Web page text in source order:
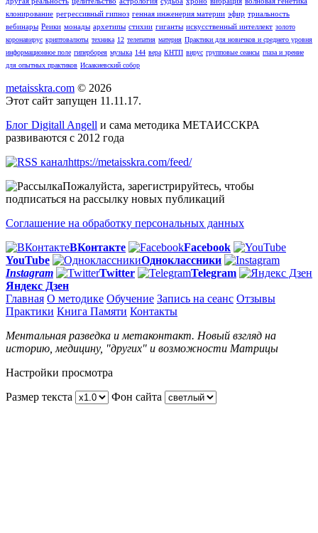
клонирование регрессивный гипноз генная инженерия материи эфир триальность
вебинары Реики монады архетипы стихии гиганты искусственный интеллект золото
коронавирус криптовалюты техника 12 телепатия материя Практики для новичков и среднего уровня
информационное поле гиперборея музыка 144 вера КНТП вирус групповые сеансы глаза и зрение
для опытных практиков Исаакиевский собор
metaisskra.com © 2026
Этот сайт запущен 11.11.17.
Блог Digitall Angell и сама методика МЕТАИССКРА
развиваются с 2012 года
https://metaisskra.com/feed/
Пожалуйста, зарегистрируйтесь, чтобы
подписаться на рассылку новых публикаций
Соглашение на обработку персональных данных
ВКонтакте
Facebook
YouTube
Одноклассники
Instagram
Twitter
Telegram
Яндекс Дзен
Главная О методике Обучение Запись на сеанс Отзывы
Практики Книга Памяти Контакты
Ментальная разведка и метаконтакт. Новый взгляд на
историю, медицину, "других" и возможности Матрицы
Настройки просмотра
Размер текста
Фон сайта